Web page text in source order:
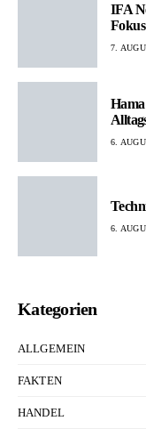
IFA
Fokus
7.
6.
6.
Kategorien
ALLGEMEIN
FAKTEN
HANDEL